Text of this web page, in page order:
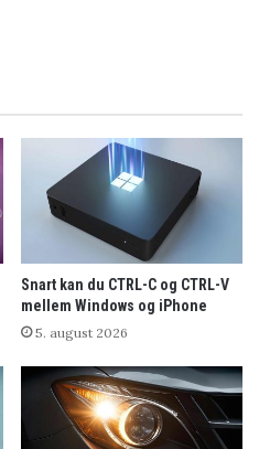
Snart kan du CTRL-C og CTRL-V
mellem Windows og iPhone
5. august 2026